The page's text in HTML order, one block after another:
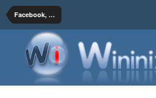
Facebook, Twitter, YouTube, Flickr, MySpace